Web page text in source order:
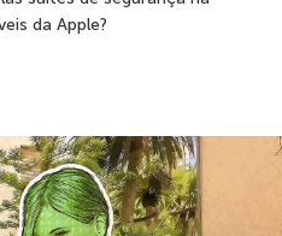
da Apple?